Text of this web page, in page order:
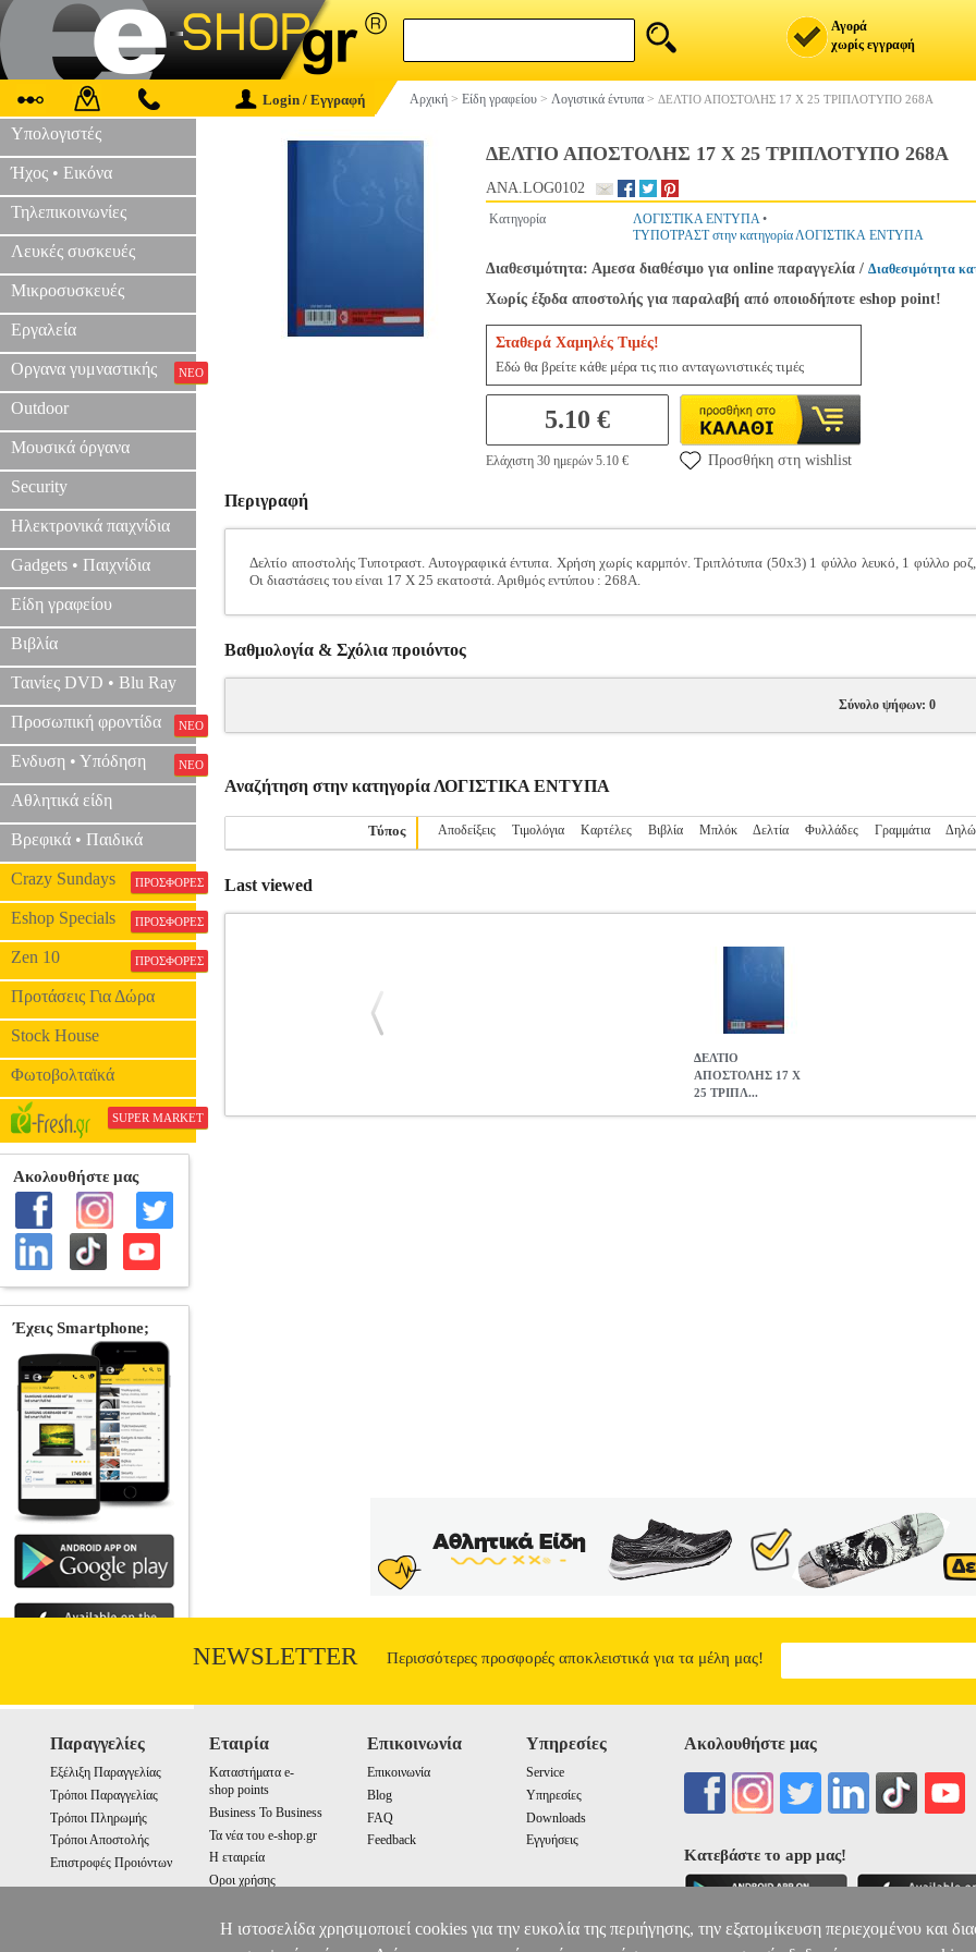
Αγορά
χωρίς εγγραφή
Login / Εγγραφή Αρχική > Είδη γραφείου > Λογιστικά έντυπα > ΔΕΛΤΙΟ ΑΠΟΣΤΟΛΗΣ 17 X 25 ΤΡΙΠΛΟΤΥΠΟ 268A
Υπολογιστές
Ήχος • Εικόνα
Τηλεπικοινωνίες
Λευκές συσκευές
Μικροσυσκευές
Εργαλεία
Οργανα γυμναστικής ΝΕΟ
Outdoor
Μουσικά όργανα
Security
Ηλεκτρονικά παιχνίδια
Gadgets • Παιχνίδια
Είδη γραφείου
Βιβλία
Ταινίες DVD • Blu Ray
Προσωπική φροντίδα ΝΕΟ
Ενδυση • Υπόδηση ΝΕΟ
Αθλητικά είδη
Βρεφικά • Παιδικά
Crazy Sundays ΠΡΟΣΦΟΡΕΣ
Eshop Specials ΠΡΟΣΦΟΡΕΣ
Zen 10 ΠΡΟΣΦΟΡΕΣ
Προτάσεις Για Δώρα
Stock House
Φωτοβολταϊκά
SUPER MARKET
ΔΕΛΤΙΟ ΑΠΟΣΤΟΛΗΣ 17 X 25 ΤΡΙΠΛΟΤΥΠΟ 268A
ANA.LOG0102
Κατηγορία ΛΟΓΙΣΤΙΚΑ ΕΝΤΥΠΑ•
ΤΥΠΟΤΡΑΣΤ στην κατηγορία ΛΟΓΙΣΤΙΚΑ ΕΝΤΥΠΑ
Διαθεσιμότητα: Αμεσα διαθέσιμο για online παραγγελία / Διαθεσιμότητα
Χωρίς έξοδα αποστολής για παραλαβή από οποιοδήποτε eshop point!
Σταθερά Χαμηλές Τιμές!
Εδώ θα βρείτε κάθε μέρα τις πιο ανταγωνιστικές τιμές
5.10 €
Ελάχιστη 30 ημερών 5.10 € Προσθήκη στη wishlist
Περιγραφή
Δελτίο αποστολής Τυποτραστ. Αυτογραφικά έντυπα. Χρήση χωρίς καρμπόν. Τριπλότυπα (50x3) 1 φύλλο λευκό, 1 φύλλο
Οι διαστάσεις του είναι 17 Χ 25 εκατοστά. Αριθμός εντύπου : 268A.
Βαθμολογία & Σχόλια προιόντος
Σύνολο ψήφων: 0
Αναζήτηση στην κατηγορία ΛΟΓΙΣΤΙΚΑ ΕΝΤΥΠΑ
Τύπος Αποδείξεις Τιμολόγια Καρτέλες Βιβλία Μπλόκ Δελτία Φυλλάδες Γραμμάτια
Last viewed
ΔΕΛΤΙΟ
ΑΠΟΣΤΟΛΗΣ 17 X
25 ΤΡΙΠΛ...
ΔΕΛΤΙΟ ΑΠΟΣΤΟΛΗΣ 17 X 25 ΤΡΙΠΛΟΤΥΠΟ 268A
NEWSLETTER Περισσότερες προσφορές αποκλειστικά για τα μέλη μας!
Παραγγελίες
Εξέλιξη Παραγγελίας
Τρόποι Παραγγελίας
Τρόποι Πληρωμής
Τρόποι Αποστολής
Επιστροφές Προιόντων
Εταιρία
Καταστήματα e-
shop points
Business To Business
Τα νέα του e-shop.gr
Η εταιρεία
Οροι χρήσης
Επικοινωνία
Επικοινωνία
Blog
FAQ
Feedback
Υπηρεσίες
Service
Υπηρεσίες
Downloads
Εγγυήσεις
Ακολουθήστε μας
Κατεβάστε το app μας!
Η ιστοσελίδα χρησιμοποιεί cookies για την ευκολία της περιήγησης, την εξατομίκευση περιεχομένου και